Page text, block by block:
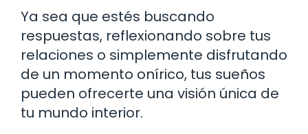
Ya sea que estés buscando
respuestas, reflexionando sobre tus
relaciones o simplemente disfrutando
de un momento onírico, tus sueños
pueden ofrecerte una visión única de
tu mundo interior.